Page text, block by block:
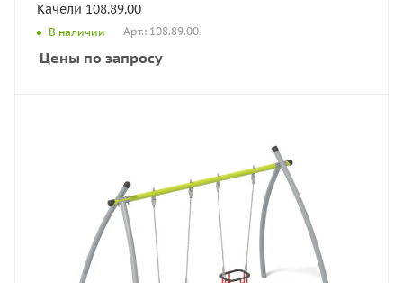
Качели 108.89.00
В наличии Арт.: 108.89.00
Цены по запросу